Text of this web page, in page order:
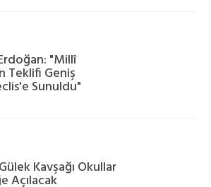
"Millî
Teklifi Geniş
Sunuldu"
Kavşağı Okullar
Açılacak